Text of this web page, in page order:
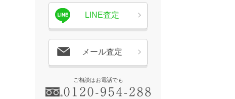
LINE査定
メール査定
ご相談はお電話でも